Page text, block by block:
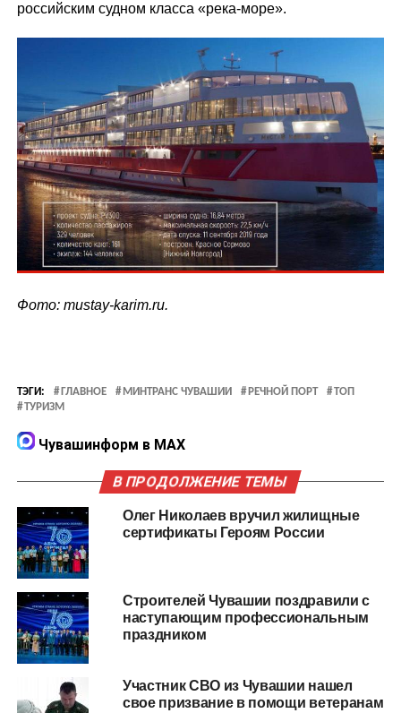
российским судном класса «река-море».
Фото: mustay-karim.ru.
ТЭГИ: ГЛАВНОЕ МИНТРАНС ЧУВАШИИ РЕЧНОЙ ПОРТ
ТОП
ТУРИЗМ
Чувашинформ в MAX
В ПРОДОЛЖЕНИЕ ТЕМЫ
Олег Николаев вручил жилищные
сертификаты Героям России
Строителей Чувашии поздравили с
наступающим профессиональным
праздником
Участник СВО из Чувашии нашел
свое призвание в помощи ветеранам